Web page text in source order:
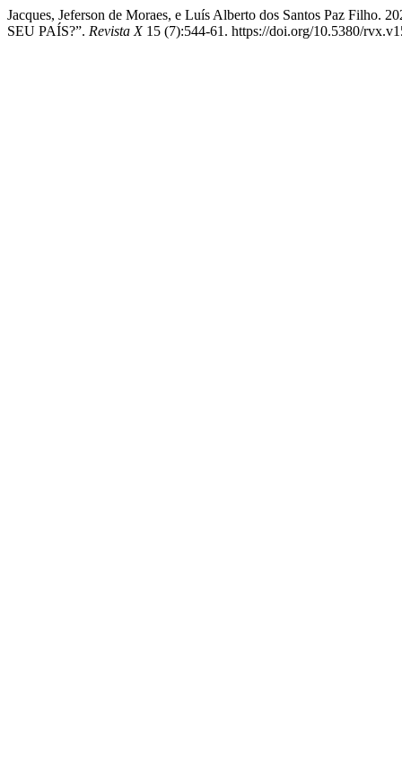
Jacques, Jeferson de Moraes, e Luís Alberto dos Santos Paz
SEU PAÍS?”. Revista X15 (7):544-61. https://doi.org/10.5380/